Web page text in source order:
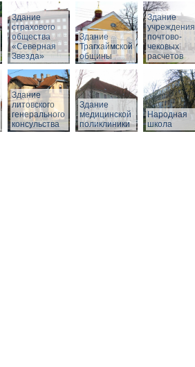
Здание
страхового
общества
«Северная
Звезда»
Здание
Трагхаймской
общины
Здание
учреждения
почтово-
чековых
расчетов
Здание
литовского
генерального
консульства
Здание
медицинской
поликлиники
Народная
школа